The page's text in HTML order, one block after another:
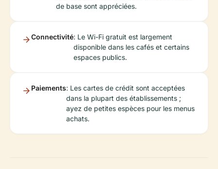
de base sont appréciées.
Connectivité: Le Wi-Fi gratuit est largement
disponible dans les cafés et certains
espaces publics.
Paiements: Les cartes de crédit sont acceptées
dans la plupart des établissements ;
ayez de petites espèces pour les menus
achats.